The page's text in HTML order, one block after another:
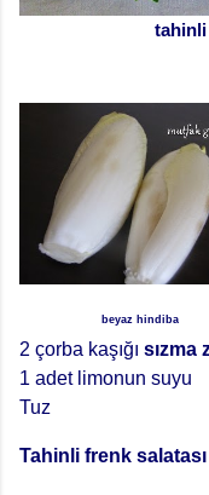
tahinli
beyaz hindiba
2 çorba kaşığı sızma
1 adet limonun suyu
Tuz
Tahinli frenk salatası